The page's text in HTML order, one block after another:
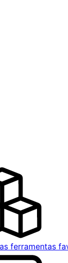
ferramentas